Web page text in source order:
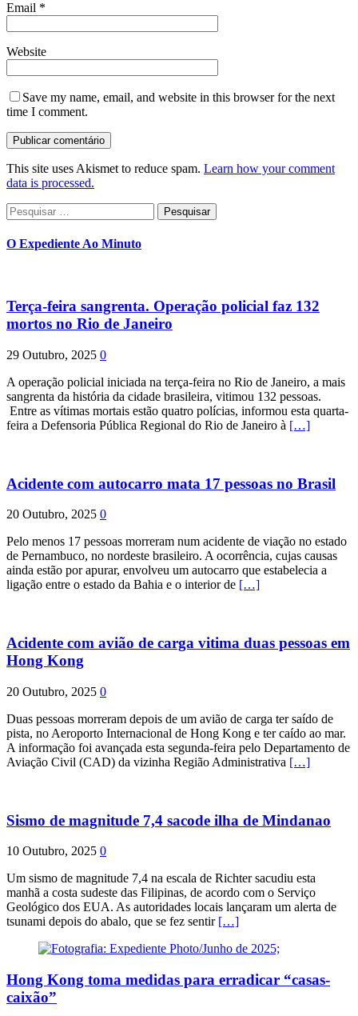
Email *
Website
Save my name, email, and website in this browser for the next
time I comment.
This site uses Akismet to reduce spam. Learn how your comment
data is processed.
Pesquisar
por:
O Expediente Ao Minuto
Terça-feira sangrenta. Operação policial faz 132
mortos no Rio de Janeiro
29 Outubro, 2025 0
A operação policial iniciada na terça-feira no Rio de Janeiro, a mais
sangrenta da história da cidade brasileira, vitimou 132 pessoas.
Entre as vítimas mortais estão quatro polícias, informou esta quarta-
feira a Defensoria Pública Regional do Rio de Janeiro à […]
Acidente com autocarro mata 17 pessoas no Brasil
20 Outubro, 2025 0
Pelo menos 17 pessoas morreram num acidente de viação no estado
de Pernambuco, no nordeste brasileiro. A ocorrência, cujas causas
ainda estão por apurar, envolveu um autocarro que estabelecia a
ligação entre o estado da Bahia e o interior de […]
Acidente com avião de carga vitima duas pessoas em
Hong Kong
20 Outubro, 2025 0
Duas pessoas morreram depois de um avião de carga ter saído de
pista, no Aeroporto Internacional de Hong Kong e ter caído ao mar.
A informação foi avançada esta segunda-feira pelo Departamento de
Aviação Civil (CAD) da vizinha Região Administrativa […]
Sismo de magnitude 7,4 sacode ilha de Mindanao
10 Outubro, 2025 0
Um sismo de magnitude 7,4 na escala de Richter sacudiu esta
manhã a costa sudeste das Filipinas, de acordo com o Serviço
Geológico dos EUA. As autoridades locais lançaram um alerta de
tsunami depois do abalo, que se fez sentir […]
Hong Kong toma medidas para erradicar “casas-
caixão”